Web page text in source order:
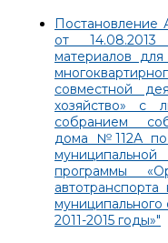
Постановление
от
материалов
совместной
хозяйство» с
собранием
дома №112А по
программы
2011-2015 годы»"